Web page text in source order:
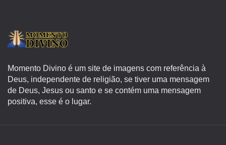
Momento Divino é um site de imagens com referência à
Deus, independente de religião, se tiver uma mensagem
de Deus, Jesus ou santo e se contém uma mensagem
positiva, esse é o lugar.